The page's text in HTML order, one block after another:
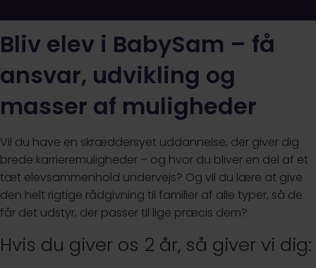
Bliv elev i BabySam – få
ansvar, udvikling og
masser af muligheder
Vil du have en skræddersyet uddannelse, der giver dig
brede karrieremuligheder – og hvor du bliver en del af et
tæt elevsammenhold undervejs? Og vil du lære at give
den helt rigtige rådgivning til familier af alle typer, så de
får det udstyr, der passer til lige præcis dem?
Hvis du giver os 2 år, så giver vi dig: